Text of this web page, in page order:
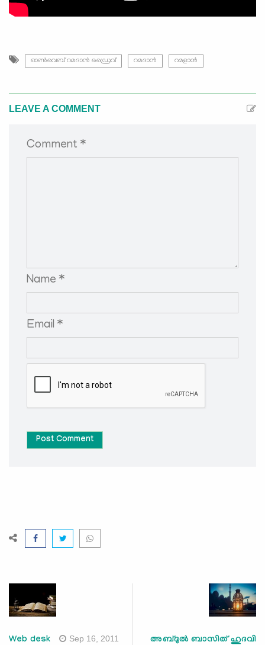
ഓൺവെബ് റമദാൻ ഡ്രൈവ് റമദാൻ റമളാൻ
LEAVE A COMMENT
Comment *
Name *
Email *
Post Comment
Web desk Sep 16, 2011
അബ്ദുൽ ബാസിത് ഹുദവി